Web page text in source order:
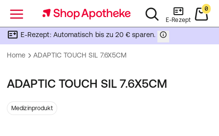
Menü E-Rezept
0
E-Rezept: Automatisch bis zu 20 € sparen.
Home ADAPTIC TOUCH SIL 7.6X5CM
ADAPTIC TOUCH SIL 7.6X5CM
Medizinprodukt